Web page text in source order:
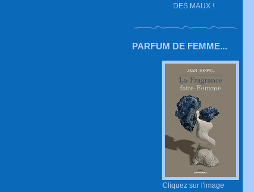
DES MAUX !
PARFUM DE FEMME...
Cliquez sur l'image